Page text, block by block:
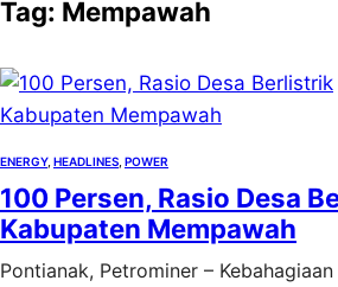
Tag: Mempawah
ENERGY, HEADLINES POWER
100 Persen, Rasio Desa
Kabupaten Mempawah
Pontianak, Petrominer –